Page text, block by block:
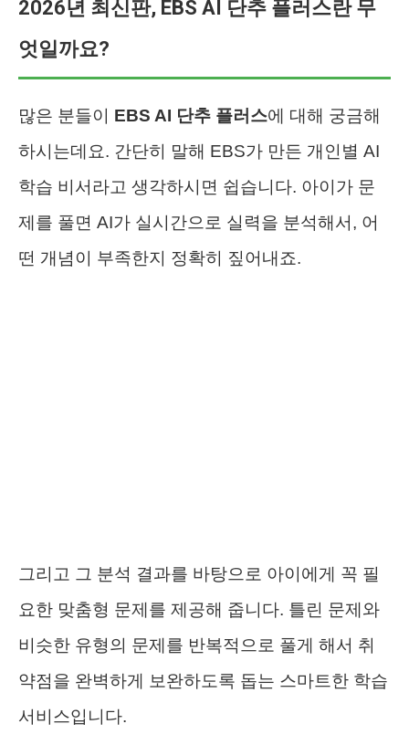
2026년 최신판, EBS AI 단추 플러스란 무
엇일까요?
많은 분들이 EBS AI 단추 플러스에 대해 궁금해
하시는데요. 간단히 말해 EBS가 만든 개인별 AI
학습 비서라고 생각하시면 쉽습니다. 아이가 문
제를 풀면 AI가 실시간으로 실력을 분석해서, 어
떤 개념이 부족한지 정확히 짚어내죠.
그리고 그 분석 결과를 바탕으로 아이에게 꼭 필
요한 맞춤형 문제를 제공해 줍니다. 틀린 문제와
비슷한 유형의 문제를 반복적으로 풀게 해서 취
약점을 완벽하게 보완하도록 돕는 스마트한 학습
서비스입니다.